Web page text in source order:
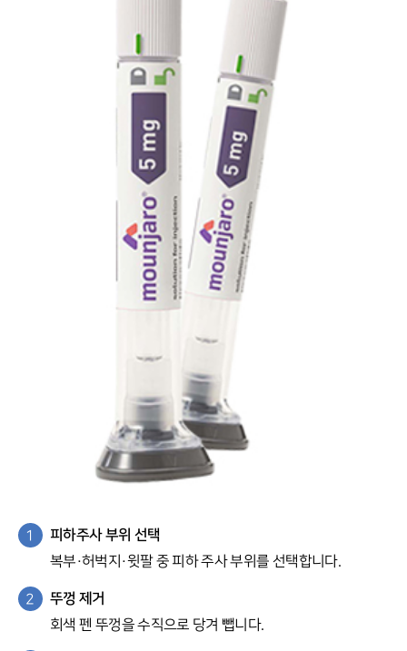
피하주사 부위 선택
복부·허벅지·윗팔 중 피하 주사 부위를 선택합니다.
뚜껑 제거
회색 펜 뚜껑을 수직으로 당겨 뺍니다.